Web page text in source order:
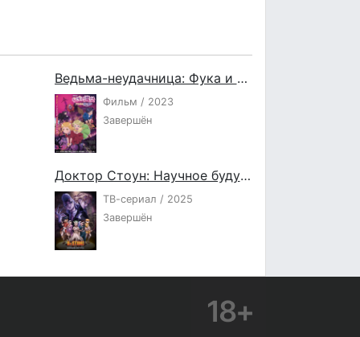
Ведьма-неудачница: Фука и тёмная ведьма
Фильм / 2023
Завершён
Доктор Стоун: Научное будущее
ТВ-сериал / 2025
Завершён
18+